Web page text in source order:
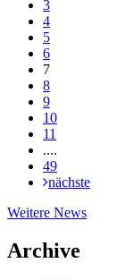
3
4
5
6
7
8
9
10
11
....
49
nächste
Weitere NewsWeitere
Archive